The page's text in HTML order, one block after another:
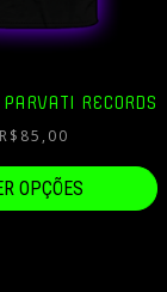
RECORDS
R$ 85,00
OPÇÕES